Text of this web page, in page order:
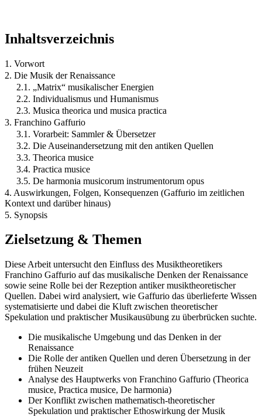
Inhaltsverzeichnis
1. Vorwort
2. Die Musik der Renaissance
2.1. „Matrix“ musikalischer Energien
2.2. Individualismus und Humanismus
2.3. Musica theorica und musica practica
3. Franchino Gaffurio
3.1. Vorarbeit: Sammler & Übersetzer
3.2. Die Auseinandersetzung mit den antiken Quellen
3.3. Theorica musice
3.4. Practica musice
3.5. De harmonia musicorum instrumentorum opus
4. Auswirkungen, Folgen, Konsequenzen (Gaffurio im zeitlichen
Kontext und darüber hinaus)
5. Synopsis
Zielsetzung & Themen
Diese Arbeit untersucht den Einfluss des Musiktheoretikers
Franchino Gaffurio auf das musikalische Denken der Renaissance
sowie seine Rolle bei der Rezeption antiker musiktheoretischer
Quellen. Dabei wird analysiert, wie Gaffurio das überlieferte Wissen
systematisierte und dabei die Kluft zwischen theoretischer
Spekulation und praktischer Musikausübung zu überbrücken suchte.
Die musikalische Umgebung und das Denken in der
Renaissance
Die Rolle der antiken Quellen und deren Übersetzung in der
frühen Neuzeit
Analyse des Hauptwerks von Franchino Gaffurio (Theorica
musice, Practica musice, De harmonia)
Der Konflikt zwischen mathematisch-theoretischer
Spekulation und praktischer Ethoswirkung der Musik